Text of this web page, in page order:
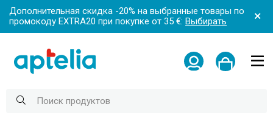
Дополнительная скидка -20% на выбранные товары по
промокоду EXTRA20 при покупке от 35 €: Выбирать